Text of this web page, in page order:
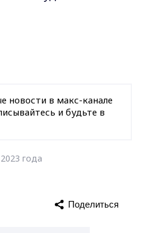
новости в макс-канале
и будьте в
года
Поделиться